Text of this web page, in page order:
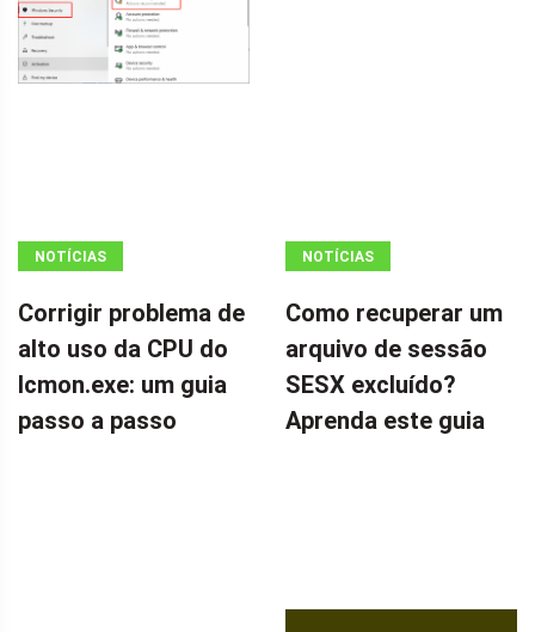
NOTÍCIAS
Corrigir problema de
alto uso da CPU do
Icmon.exe: um guia
passo a passo
NOTÍCIAS
Como recuperar um
arquivo de sessão
SESX excluído?
Aprenda este guia